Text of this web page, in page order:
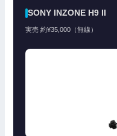
SONY INZONE H9 II
実売 約¥35,000（無線）